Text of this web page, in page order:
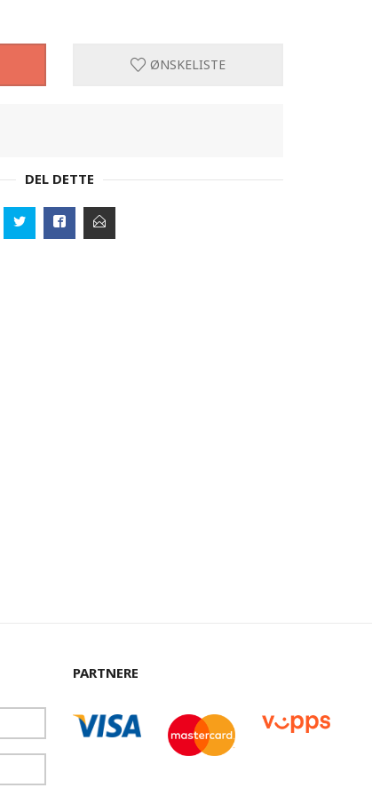
ØNSKELISTE
DEL DETTE
PARTNERE